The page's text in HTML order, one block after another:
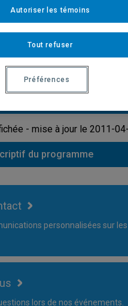
horaires
- mise à jour le 2011-
du programme
personnalisées sur
lors de nos événements.
Tout refuser
Autoriser les témoins
Préférences